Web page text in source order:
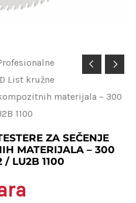
List kružne
materijala – 300
1100
ZA SEČENJE
MATERIJALA – 300
/ LU2B 1100